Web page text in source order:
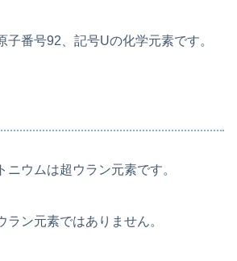
子番号92、記号Uの化学元素です。
ニウムは超ウラン元素です。
ラン元素ではありません。